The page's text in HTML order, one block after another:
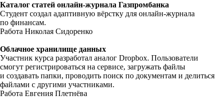
Каталог статей онлайн-журнала Газпромбанка
Студент создал адаптивную вёрстку для онлайн-журнала
по финансам.
Работа Николая Сидоренко
Облачное хранилище данных
Участник курса разработал аналог Dropbox. Пользователи
смогут регистрироваться на сервисе, загружать файлы
и создавать папки, проводить поиск по документам и делиться
файлами с другими участниками.
Работа Евгения Плетнёва